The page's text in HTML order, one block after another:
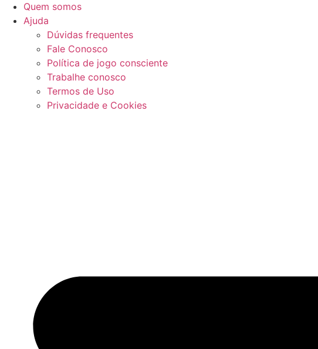
Quem somos
Ajuda
Dúvidas frequentes
Fale Conosco
Política de jogo consciente
Trabalhe conosco
Termos de Uso
Privacidade e Cookies